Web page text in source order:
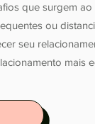
que surgem
ou
seu
mais